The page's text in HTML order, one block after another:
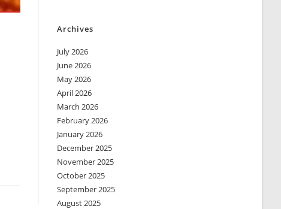
Archives
July 2026
June 2026
May 2026
April 2026
March 2026
February 2026
January 2026
December 2025
November 2025
October 2025
September 2025
August 2025